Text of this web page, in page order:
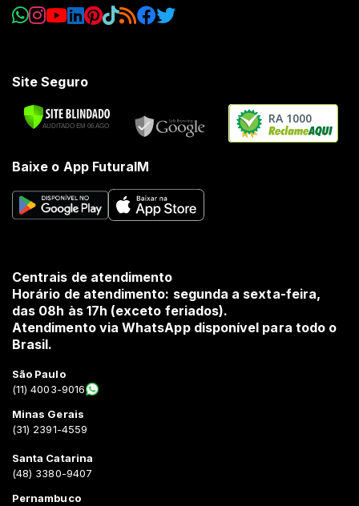
Site Seguro
RA 1000
Baixe o App FuturaIM
Centrais de atendimento
Horário de atendimento: segunda a sexta-feira,
das 08h às 17h (exceto feriados).
Atendimento via WhatsApp disponível para todo o
Brasil.
São Paulo
(11) 4003-9016
Minas Gerais
(31) 2391-4559
Santa Catarina
(48) 3380-9407
Pernambuco